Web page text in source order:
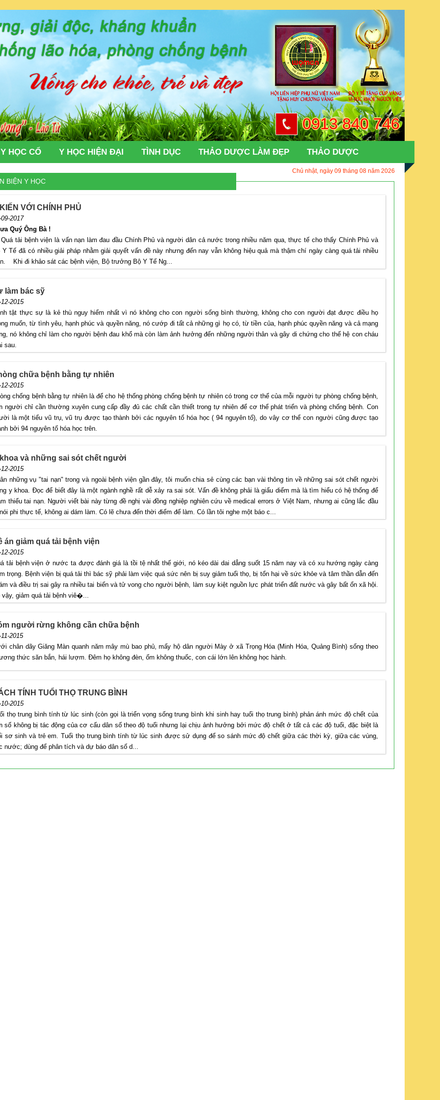
0913 840 746
Y HỌC CỔ Y HỌC HIỆN ĐẠI TÌNH DỤC THẢO DƯỢC LÀM ĐẸP THẢO DƯỢC
Chủ nhật, ngày 09 tháng 08 năm 2026
BIỆN Y HỌC
VỚI CHÍNH PHỦ
2017
Quý Ông Bà !
tải bệnh viện là vấn nạn làm đau đầu Chính Phủ và người dân cả nước trong nhiều năm qua, thực tế cho thấy Chính Phủ và
Y Tế đã có nhiều giải pháp nhằm giải quyết vấn đề này nhưng đến nay vẫn không hiệu quả mà thậm chí ngày càng quá tải nhiều
Khi đi khảo sát các bệnh viện, Bộ trưởng Bộ Y Tế Ng...
làm bác sỹ
2015
tật thực sự là kẻ thù nguy hiểm nhất vì nó không cho con người sống bình thường, không cho con người đạt được điều họ
muốn, từ tình yêu, hạnh phúc và quyền năng, nó cướp đi tất cả những gì họ có, từ tiền của, hạnh phúc quyền năng và cả mạng
nó không chỉ làm cho người bệnh đau khổ mà còn làm ảnh hưởng đến những người thân và gây di chứng cho thế hệ con cháu
sau.
chữa bệnh bằng tự nhiên
2015
chống bệnh bằng tự nhiên là để cho hệ thống phòng chống bệnh tự nhiên có trong cơ thể của mỗi người tự phòng chống bệnh,
người chỉ cần thường xuyên cung cấp đầy đủ các chất cần thiết trong tự nhiên để cơ thể phát triển và phòng chống bệnh. Con
là một tiểu vũ trụ, vũ trụ được tạo thành bởi các nguyên tố hóa học ( 94 nguyên tố), do vây cơ thể con người cũng được tạo
bởi 94 nguyên tố hóa học trên.
và những sai sót chết người
2015
những vụ "tai nạn" trong và ngoài bệnh viện gần đây, tôi muốn chia sẻ cùng các bạn vài thông tin về những sai sót chết người
y khoa. Đọc để biết đây là một ngành nghề rất dễ xảy ra sai sót. Vấn đề không phải là giấu diếm mà là tìm hiểu có hệ thống để
thiểu tai nạn. Người viết bài này từng đề nghị vài đồng nghiệp nghiên cứu về medical errors ở Việt Nam, nhưng ai cũng lắc đầu
phi thực tế, không ai dám làm. Có lẽ chưa đến thời điểm để làm. Có lần tôi nghe một báo c...
án giảm quá tải bệnh viện
2015
tải bệnh viện ở nước ta được đánh giá là tồi tệ nhất thế giới, nó kéo dài dai dẳng suốt 15 năm nay và có xu hướng ngày càng
trọng. Bệnh viện bị quá tải thì bác sỹ phải làm việc quá sức nên bị suy giảm tuổi thọ, bị tổn hại về sức khỏe và tâm thần dẫn đến
và điều trị sai gây ra nhiều tai biến và tử vong cho người bệnh, làm suy kiệt nguồn lực phát triển đất nước và gây bất ổn xã hội.
vậy, giảm quá tải bệnh viê�...
người rừng không cần chữa bệnh
2015
chân dãy Giăng Màn quanh năm mây mù bao phủ, mấy hộ dân người Mày ở xã Trọng Hóa (Minh Hóa, Quảng Bình) sống theo
thức săn bắn, hái lượm. Đêm họ không đèn, ốm không thuốc, con cái lớn lên không học hành.
TÍNH TUỔI THỌ TRUNG BÌNH
2015
thọ trung bình tính từ lúc sinh (còn gọi là triển vọng sống trung bình khi sinh hay tuổi thọ trung bình) phản ánh mức độ chết của
số không bị tác động của cơ cấu dân số theo độ tuổi nhưng lại chịu ảnh hưởng bởi mức độ chết ở tất cả các độ tuổi, đặc biệt là
sơ sinh và trẻ em. Tuổi thọ trung bình tính từ lúc sinh được sử dụng để so sánh mức độ chết giữa các thời kỳ, giữa các vùng,
nước; dùng để phân tích và dự báo dân số d...